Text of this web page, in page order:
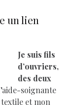
un lien
Je suis fils
d’ouvriers,
des deux
soignante
et mon